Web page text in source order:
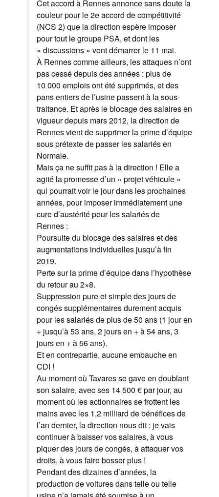
Cet accord à Rennes annonce sans doute la
couleur pour le 2e accord de compétitivité
(NCS 2) que la direction espère imposer
pour tout le groupe PSA, et dont les
« discussions » vont démarrer le 11 mai.
À Rennes comme ailleurs, les attaques n’ont
pas cessé depuis des années : plus de
10 000 emplois ont été supprimés, et des
pans entiers de l’usine passent à la sous-
traitance. Et après le blocage des salaires en
vigueur depuis mars 2012, la direction de
Rennes vient de supprimer la prime d’équipe
sous prétexte de passer les salariés en
Normale.
Mais ça ne suffit pas à la direction ! Elle a
agité la promesse d’un « projet véhicule »
qui pourrait voir le jour dans les prochaines
années, pour imposer immédiatement une
cure d’austérité pour les salariés de
Rennes :
Poursuite du blocage des salaires et des
augmentations individuelles jusqu’à fin
2019.
Perte sur la prime d’équipe dans l’hypothèse
du retour au 2×8.
Suppression pure et simple des jours de
congés supplémentaires durement acquis
pour les salariés de plus de 50 ans (1 jour en
+ jusqu’à 53 ans, 2 jours en + à 54 ans, 3
jours en + à 56 ans).
Et en contrepartie, aucune embauche en
CDI !
Au moment où Tavares se gave en doublant
son salaire, avec ses 14 500 € par jour, au
moment où les actionnaires se frottent les
mains avec les 1,2 milliard de bénéfices de
l’an dernier, la direction nous dit : je vais
continuer à baisser vos salaires, à vous
piquer des jours de congés, à attaquer vos
droits, à vous faire bosser plus !
Pendant des dizaines d’années, la
production de voitures dans telle ou telle